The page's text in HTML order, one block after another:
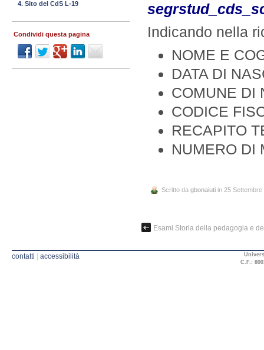
Indicando nella
NOME E
DATA DI
COMUNE DI
CODICE
RECAPITO
NUMERO DI
Scritto da gbonaiuti in 25 Settembre
Esami Storia della pedagogia e
4. Sito del CdS L-19
Condividi questa pagina
contatti | accessibilità
C.F.: